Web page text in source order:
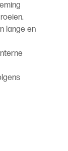
lange en